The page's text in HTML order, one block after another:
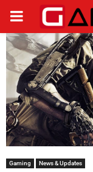
PRIMARY
MENU
Gaming News & Updates